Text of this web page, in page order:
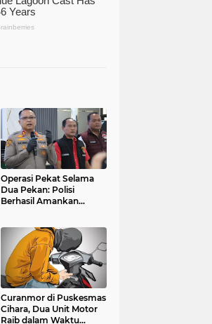
Operasi Pekat Selama
Dua Pekan: Polisi
Berhasil Amankan
Curanmor di Puskesmas
Cihara, Dua Unit Motor
Raib dalam Waktu